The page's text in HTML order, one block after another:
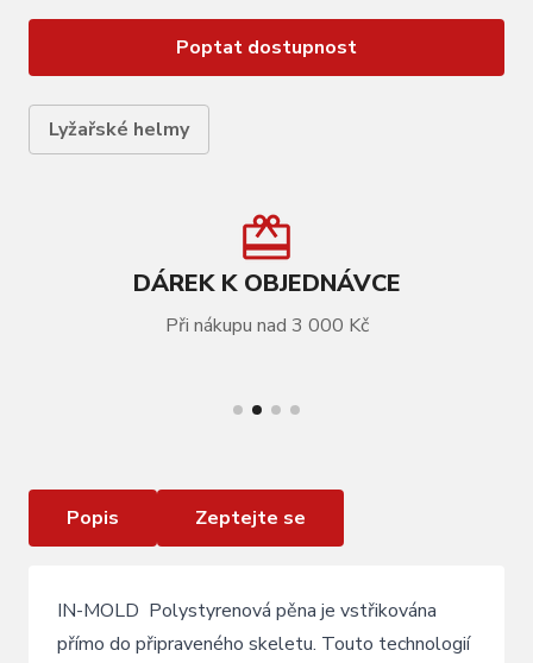
Doporučujeme helmu zkoušet spolu s…
Poptat dostupnost
Lyžařské helmy
DÁREK K OBJEDNÁVCE
Při nákupu nad 3 000 Kč
Popis Zeptejte se
IN-MOLD Polystyrenová pěna je vstřikována
přímo do připraveného skeletu. Touto technologií